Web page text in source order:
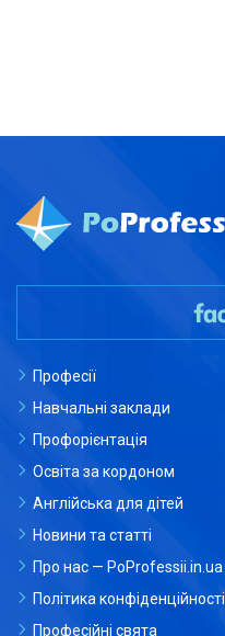
Професії
Навчальні заклади
Профорієнтація
Освіта за кордоном
Англійська для дітей
Новини та статті
Про нас — PoProfessii.in.ua
Політика конфіденційності
Професійні свята